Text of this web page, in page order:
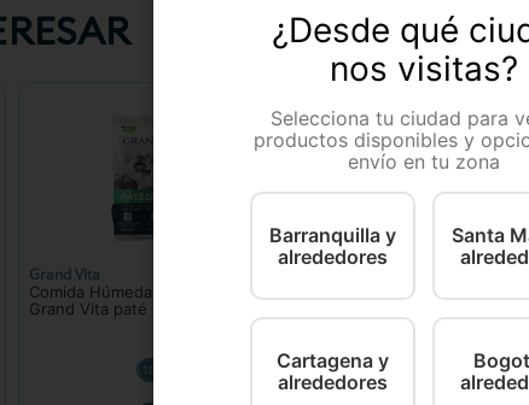
Grand Vita
Comida Húmeda para perro
Grand Vita paté pollo
100 Gr
Pro Plan Wet Alimento
¿Desde qué
nos visitas?
Selecciona tu ciudad para
productos disponibles y
envío en tu zona
Barranquilla y
alrededores
Santa
Cartagena y
alrededores